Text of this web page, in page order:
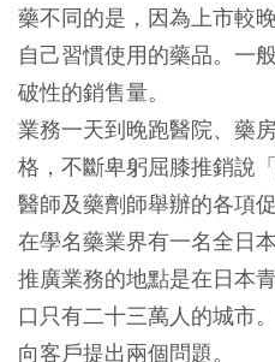
藥不同的是，因為上市較
自己習慣使用的藥品。一
破性的銷售量。
業務一天到晚跑醫院、藥
格，不斷卑躬屈膝推銷說
醫師及藥劑師舉辦的各項
在學名藥業界有一名全日
推廣業務的地點是在日本
口只有二十三萬人的城市
向客戶提出兩個問題。